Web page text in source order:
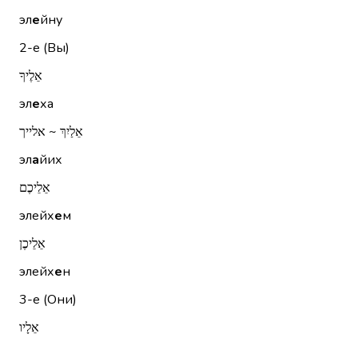
элейну
2-е (Вы)
אֵלֶיךָ
элеха
אֵלַיִךְ ~ אלייך
элайих
אֵלֵיכֶם
элейхем
אֵלֵיכֶן
элейхен
3-е (Они)
אֵלָיו